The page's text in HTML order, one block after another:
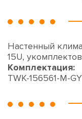
Настенный
15U,
Комплектация:
TWK-156561-M-GY